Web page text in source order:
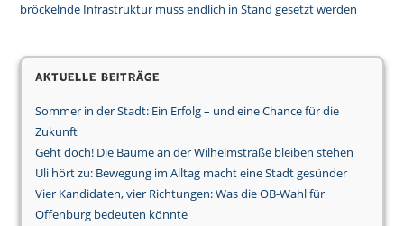
bröckelnde Infrastruktur muss endlich in Stand gesetzt werden
Aktuelle Beiträge
Sommer in der Stadt: Ein Erfolg – und eine Chance für die
Zukunft
Geht doch! Die Bäume an der Wilhelmstraße bleiben stehen
Uli hört zu: Bewegung im Alltag macht eine Stadt gesünder
Vier Kandidaten, vier Richtungen: Was die OB-Wahl für
Offenburg bedeuten könnte